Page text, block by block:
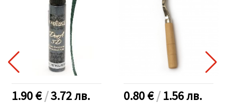
1.90 €/3.72лв. 0.80 €/1.56лв.